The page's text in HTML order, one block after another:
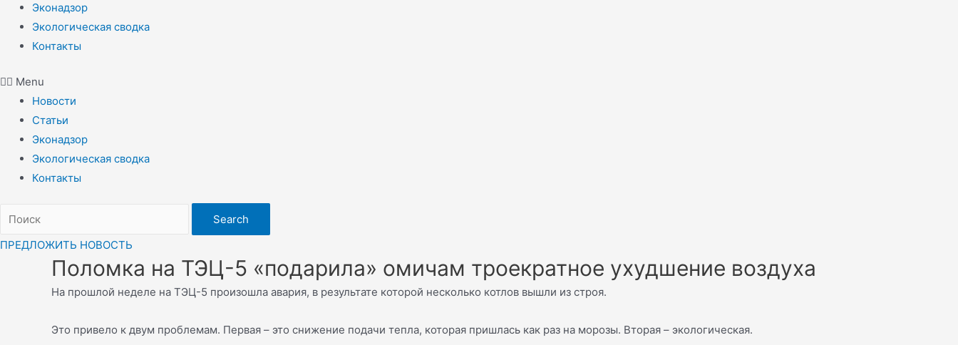
Эконадзор
Экологическая сводка
Контакты
Menu
Новости
Статьи
Эконадзор
Экологическая сводка
Контакты
Search
ПРЕДЛОЖИТЬ НОВОСТЬ
Поломка на ТЭЦ-5 «подарила» омичам троекратное ухудшение воздуха
На прошлой неделе на ТЭЦ-5 произошла авария, в результате которой несколько котлов вышли из строя.
Это привело к двум проблемам. Первая – это снижение подачи тепла, которая пришлась как раз на морозы. Вторая – экологическая.